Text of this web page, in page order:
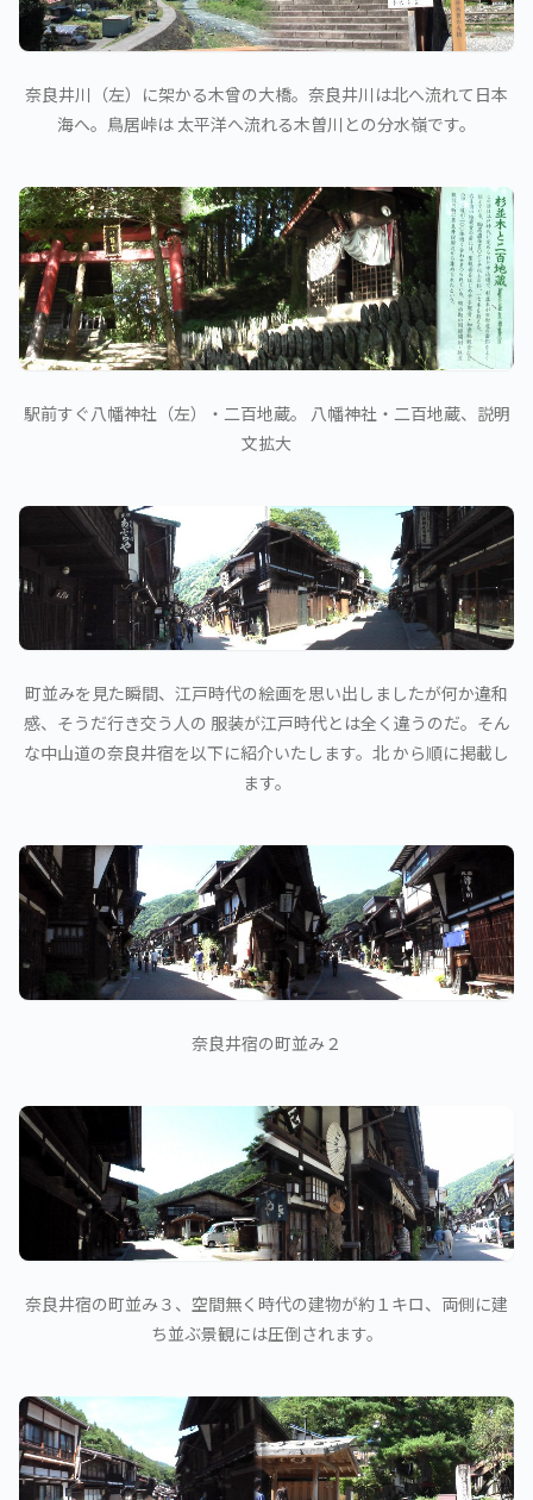
奈良井川（左）に架かる木曾の大橋。奈良井川は北へ流れて日本
海へ。鳥居峠は 太平洋へ流れる木曽川との分水嶺です。
駅前すぐ八幡神社（左）・二百地蔵。 八幡神社・二百地蔵、説明
文拡大
町並みを見た瞬間、江戸時代の絵画を思い出しましたが何か違和
感、そうだ行き交う人の 服装が江戸時代とは全く違うのだ。そん
な中山道の奈良井宿を以下に紹介いたします。北 から順に掲載し
ます。
奈良井宿の町並み２
奈良井宿の町並み３、空間無く時代の建物が約１キロ、両側に建
ち並ぶ景観には圧倒されます。